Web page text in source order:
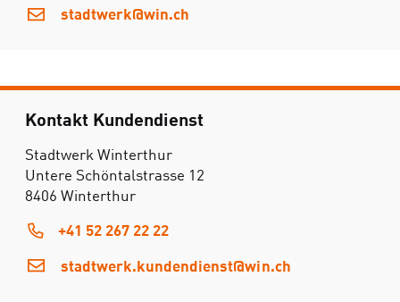
stadtwerk@win.ch
Kontakt Kundendienst
Stadtwerk Winterthur
Untere Schöntalstrasse 12
8406 Winterthur
+41 52 267 22 22
stadtwerk.kundendienst@win.ch